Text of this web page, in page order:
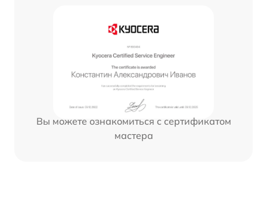
Вы можете ознакомиться с сертификатом
мастера